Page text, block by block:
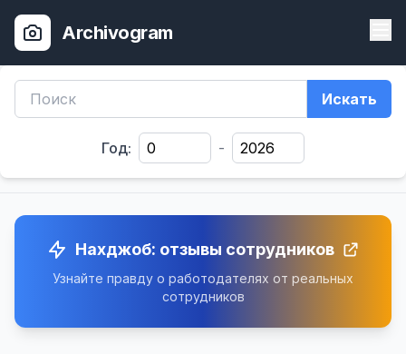
Archivogram
Искать
Год: -
Нахджоб: отзывы сотрудников
Узнайте правду о работодателях от реальных
сотрудников